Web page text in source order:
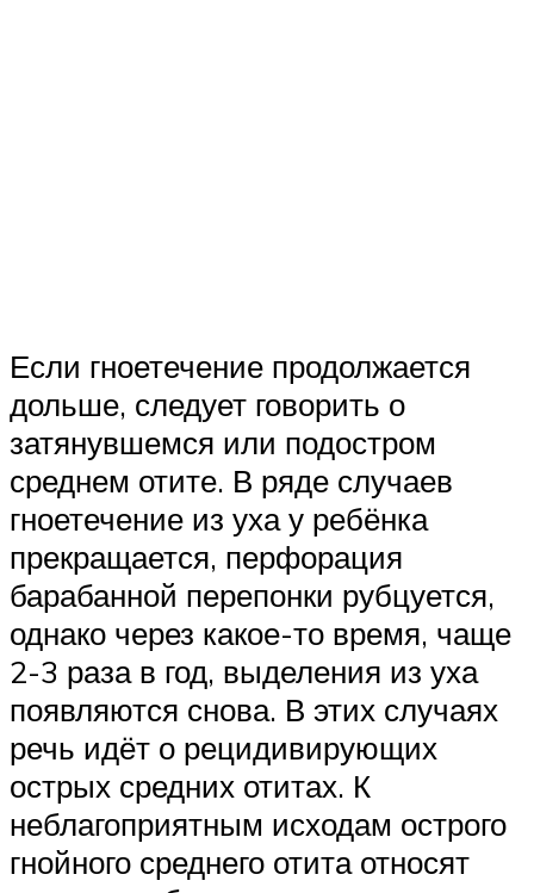
Если гноетечение продолжается
дольше, следует говорить о
затянувшемся или подостром
среднем отите. В ряде случаев
гноетечение из уха у ребёнка
прекращается, перфорация
барабанной перепонки рубцуется,
однако через какое-то время, чаще
2-3 раза в год, выделения из уха
появляются снова. В этих случаях
речь идёт о рецидивирующих
острых средних отитах. К
неблагоприятным исходам острого
гнойного среднего отита относят